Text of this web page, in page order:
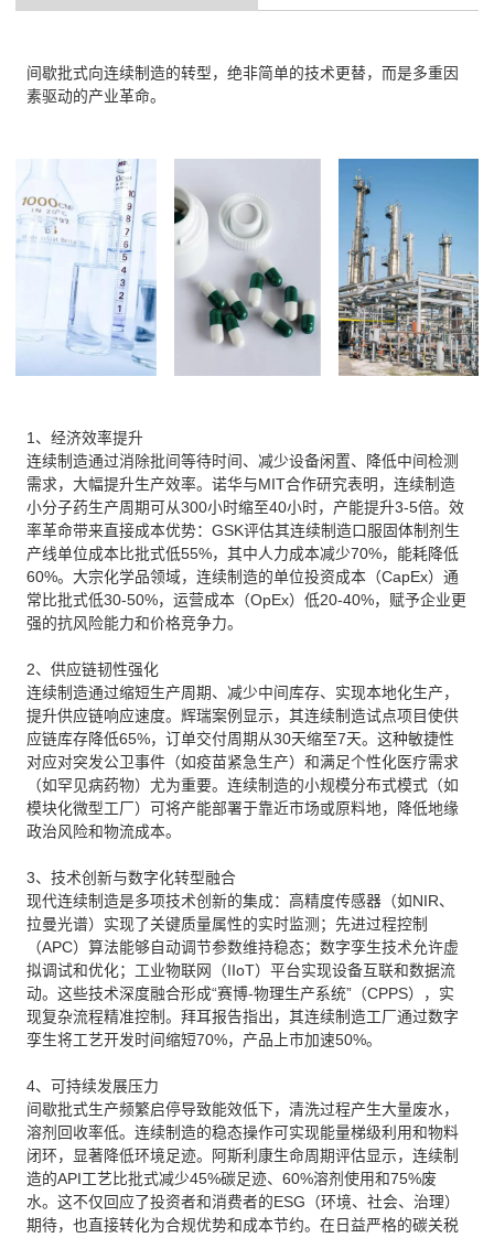
间歇批式向连续制造的转型，绝非简单的技术更替，而是多重因
素驱动的产业革命。
1、经济效率提升
连续制造通过消除批间等待时间、减少设备闲置、降低中间检测
需求，大幅提升生产效率。诺华与MIT合作研究表明，连续制造
小分子药生产周期可从300小时缩至40小时，产能提升3-5倍。效
率革命带来直接成本优势：GSK评估其连续制造口服固体制剂生
产线单位成本比批式低55%，其中人力成本减少70%，能耗降低
60%。大宗化学品领域，连续制造的单位投资成本（CapEx）通
常比批式低30-50%，运营成本（OpEx）低20-40%，赋予企业更
强的抗风险能力和价格竞争力。
2、供应链韧性强化
连续制造通过缩短生产周期、减少中间库存、实现本地化生产，
提升供应链响应速度。辉瑞案例显示，其连续制造试点项目使供
应链库存降低65%，订单交付周期从30天缩至7天。这种敏捷性
对应对突发公卫事件（如疫苗紧急生产）和满足个性化医疗需求
（如罕见病药物）尤为重要。连续制造的小规模分布式模式（如
模块化微型工厂）可将产能部署于靠近市场或原料地，降低地缘
政治风险和物流成本。
3、技术创新与数字化转型融合
现代连续制造是多项技术创新的集成：高精度传感器（如NIR、
拉曼光谱）实现了关键质量属性的实时监测；先进过程控制
（APC）算法能够自动调节参数维持稳态；数字孪生技术允许虚
拟调试和优化；工业物联网（IIoT）平台实现设备互联和数据流
动。这些技术深度融合形成“赛博-物理生产系统”（CPPS），实
现复杂流程精准控制。拜耳报告指出，其连续制造工厂通过数字
孪生将工艺开发时间缩短70%，产品上市加速50%。
4、可持续发展压力
间歇批式生产频繁启停导致能效低下，清洗过程产生大量废水，
溶剂回收率低。连续制造的稳态操作可实现能量梯级利用和物料
闭环，显著降低环境足迹。阿斯利康生命周期评估显示，连续制
造的API工艺比批式减少45%碳足迹、60%溶剂使用和75%废
水。这不仅回应了投资者和消费者的ESG（环境、社会、治理）
期待，也直接转化为合规优势和成本节约。在日益严格的碳关税